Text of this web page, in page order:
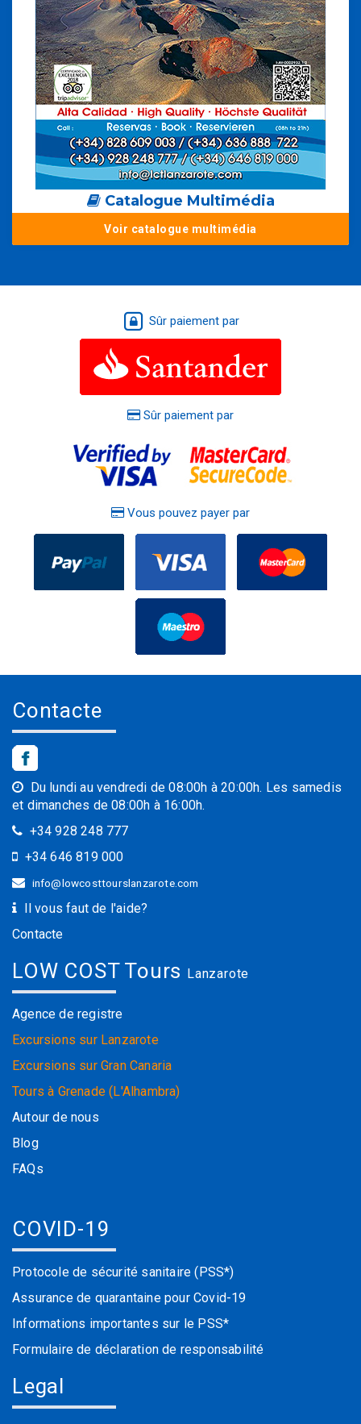
Catalogue Multimédia
Voir catalogue multimédia
Sûr paiement par
Sûr paiement par
Vous pouvez payer par
Contacte
Du lundi au vendredi de 08:00h à 20:00h. Les samedis
et dimanches de 08:00h à 16:00h.
+34 928 248 777
+34 646 819 000
info@lowcosttourslanzarote.com
Il vous faut de l'aide?
Contacte
LOW COST Tours Lanzarote
Agence de registre
Excursions sur Lanzarote
Excursions sur Gran Canaria
Tours à Grenade (L'Alhambra)
Autour de nous
Blog
FAQs
COVID-19
Protocole de sécurité sanitaire (PSS*)
Assurance de quarantaine pour Covid-19
Informations importantes sur le PSS*
Formulaire de déclaration de responsabilité
Legal